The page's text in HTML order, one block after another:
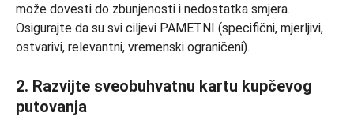
može dovesti do zbunjenosti i nedostatka smjera.
Osigurajte da su svi ciljevi PAMETNI (specifični, mjerljivi,
ostvarivi, relevantni, vremenski ograničeni).
2. Razvijte sveobuhvatnu kartu kupčevog
putovanja